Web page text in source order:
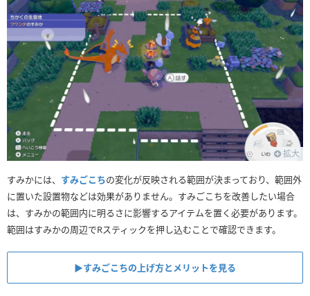
拡大
すみかには、 すみごこちの変化が反映される範囲が決まっており、範囲外
に置いた設置物などは効果がありません。すみごこちを改善したい場合
は、すみかの範囲内に明るさに影響するアイテムを置く必要があります。
範囲はすみかの周辺でRスティックを押し込むことで確認できます。
▶︎すみごこちの上げ方とメリットを見る